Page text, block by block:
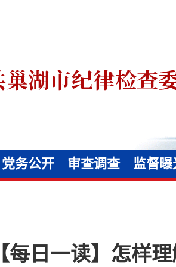
党务公开 审查调查 监督曝
【每日一读】怎样